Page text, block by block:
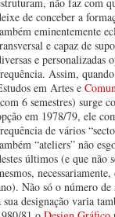
de conceber a
eminentemente
e capaz de
e personalizadas
Assim,
em Artes e
6 semestres) surge
em 1978/79, ele
de vários
“ateliers” não
últimos (e que não
Não só o número de
sua designação varia